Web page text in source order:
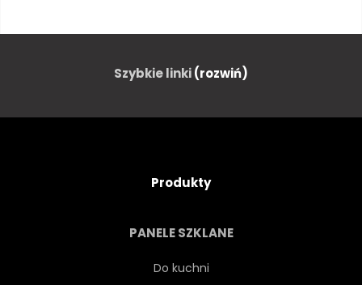
CHMURA NATURA
POMARAŃCZOWY PEJZAŻ
Szybkie linki(rozwiń)
Produkty
PANELE SZKLANE
Do kuchni